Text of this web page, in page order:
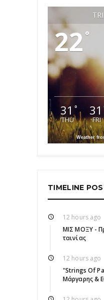
22 °
31 °
THU
31
FRI
Weather
TIMELINE
12 hours ago
ΜΙΣ ΜΟΞΥ -
ταινίας
12 hours ago
"Strings Of
Μάργαρης &